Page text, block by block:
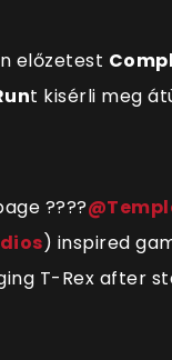
előzetest
t kisérli meg
????
) inspired
T-Rex after